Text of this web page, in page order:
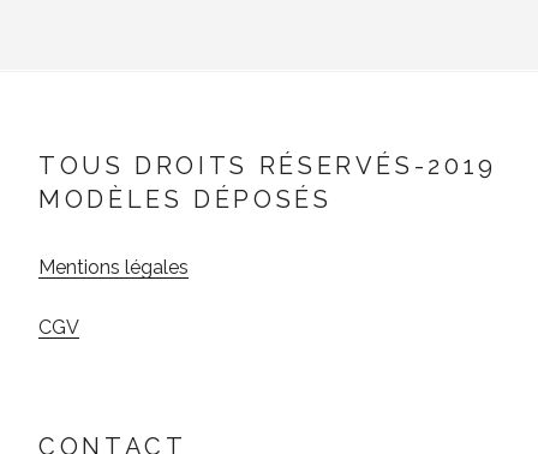
TOUS DROITS RÉSERVÉS-2019
MODÈLES DÉPOSÉS
Mentions légales
CGV
CONTACT